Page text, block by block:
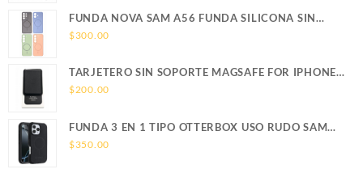
FUNDA NOVA SAM A56 FUNDA SILICONA SIN
SOPORTE MAGNETICO SAMSUNG
$300.00
TARJETERO SIN SOPORTE MAGSAFE FOR IPHONE
LEATHER WALLET MAGSAFE
$200.00
FUNDA 3 EN 1 TIPO OTTERBOX USO RUDO SAM
S26 ULTRA SAMSUNG S26 ULTRA
$350.00